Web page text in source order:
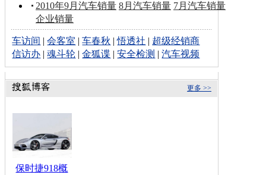
2010年9月汽车销量 8月汽车销量 7月汽车销量
企业销量
车访间 |会客室 |车春秋 |悟透社 | 超级经销商
信访办 |魂斗轮 |金狐谍 |安全检测 |汽车视频
更多 >>
保时捷918概